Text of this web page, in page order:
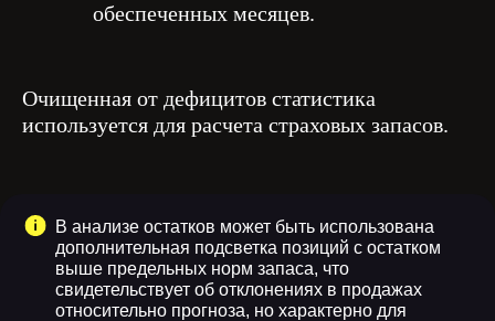
обеспеченных месяцев.
Очищенная от дефицитов статистика
используется для расчета страховых запасов.
В анализе остатков может быть использована
дополнительная подсветка позиций с остатком
выше предельных норм запаса, что
свидетельствует об отклонениях в продажах
относительно прогноза, но характерно для